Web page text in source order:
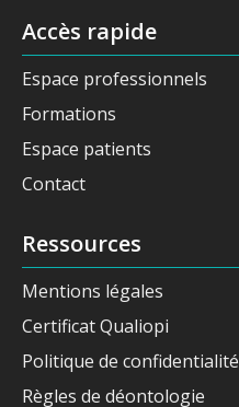
Accès rapide
Espace professionnels
Formations
Espace patients
Contact
Ressources
Mentions légales
Certificat Qualiopi
Politique de confidentialité
Règles de déontologie